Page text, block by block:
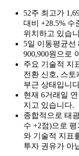
52주 최고가
대비 +28.5% 수
위치하고 있습
5일 이동평균선
900,900원으로
주요 기술적 지
전환 신호, 스토
부근 상태입니
현재 6거래일
지고 있습니다.
종합적으로 태
수 +2점)으로
와 기술적 지표
투자 권유가 아